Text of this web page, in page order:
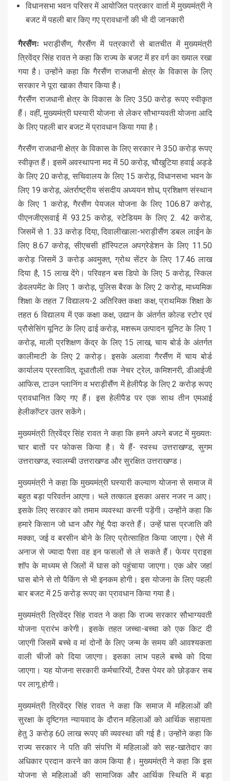
विधानसभा भवन परिसर में आयोजित पत्रकार वार्ता में मुख्यमंत्री ने
बजट में पहली बार किए गए प्रावधानों की भी दी जानकारी
गैरसैंणःभराड़ीसैंण, गैरसैंण में पत्रकारों से बातचीत में मुख्यमंत्री
त्रिवेंद्र सिंह रावत ने कहा कि राज्य के बजट में हर वर्ग का ख्याल रखा
गया है। उन्होंने कहा कि गैरसैंण राजधानी क्षेत्र के विकास के लिए
सरकार ने पूरा खाका तैयार किया है।
गैरसैंण राजधानी क्षेत्र के विकास के लिए 350 करोड़ रूपए स्वीकृत
हैं। वहीं, मुख्यमंत्री घस्यारी योजना से लेकर सौभाग्यवती योजना आदि
के लिए पहली बार बजट में प्रावधान किया गया है।
गैरसैंण राजधानी क्षेत्र के विकास के लिए सरकार ने 350 करोड़ रूपए
स्वीकृत हैं। इसमें अवस्थापना मद में 50 करोड़, चौखुटिया हवाई अड्डे
के लिए 20 करोड़, सचिवालय के लिए 15 करोड़, विधानसभा भवन के
लिए 19 करोड़, अंतर्राष्ट्रीय संसदीय अध्ययन शोध, प्रशिक्षण संस्थान
के लिए 1 करोड़, गैरसैंण पेयजल योजना के लिए 106.87 करोड़,
पीएनजीएसवाई में 93.25 करोड़, स्टेडियम के लिए 2. 42 करोड,
जिसमें से 1. 33 करोड़ दिया़, दिवालीखाला-भराड़ीसैंण डबल लाईन के
लिए 8.67 करोड़, सीएचसी हाॅस्पिटल अपग्रेडेशन के लिए 11.50
करोड़ जिसमें 3 करोड़ अवमुक्त, ग्रोथ सेंटर के लिए 17.46 लाख
दिया है, 15 लाख देंगे। परिवहन बस डिपो के लिए 5 करोड़, स्किल
डेवलपमेंट के लिए 1 करोड़, पुलिस बैरक के लिए 2 करोड़, माध्यमिक
शिक्षा के तहत 7 विद्यालय-2 अतिरिक्त कक्षा कक्ष, प्राथमिक शिक्षा के
तहत 6 विद्यालय में एक कक्षा कक्ष, उद्यान के अंतर्गत कोल्ड स्टोर एवं
प्रौसेसिंग यूनिट के लिए ढाई करोड़, मशरूम उत्पादन यूनिट के लिए 1
करोड़, माली प्रशिक्षण केंद्र के लिए 15 लाख, चाय बोर्ड के अंतर्गत
कालीमाटी के लिए 2 करोड़। इसके अलावा गैरसैंण में चाय बोर्ड
कार्यालय प्रस्तावित, दूधातौली तक नेचर ट्रेल, कमिशनरी, डीआईजी
आफिस, टाउन प्लानिंग व भराड़ीसैंण में हेलीपैड़ के लिए 2 करोड़ रूपए
प्रावधानित किए गए हैं। इस हेलीपैड पर एक साथ तीन एमआई
हेलीकाॅप्टर उतर सकेंगे।
मुख्यमंत्री त्रिवेंद्र सिंह रावत ने कहा कि हमने अपने बजट में मुख्यतः
चार बातों पर फोकस किया है। ये हैं- स्वस्थ उत्तराखण्ड, सुगम
उत्तराखण्ड, स्वालम्बी उत्तराखण्ड और सुरक्षित उत्तराखण्ड।
मुख्यमंत्री ने कहा कि मुख्यमंत्री घस्यारी कल्याण योजना से समाज में
बहुत बड़ा परिवर्तन आएगा। भले तत्काल इसका असर नजर न आए।
इसके लिए सरकार को तमाम व्यवस्था करनी पड़ेंगी। उन्होंने कहा कि
हमारे किसान जो धान और गेहूं पैदा करते हैं। उन्हें घास प्रजाति की
मक्का, जई व बरसीन बोने के लिए प्रोत्साहित किया जाएगा। ऐसे में
अनाज से ज्यादा पैसा वह इन फसलों से ले सकते हैं। फेयर प्राइस
शाॅप के माध्यम से जिलों में घास को पहुंचाया जाएगा। एक ओर जहां
घास बोने से तो पैकिंग से भी इनकम होगी। इस योजना के लिए पहली
बार बजट में 25 करोड़ रूपए का प्रावधान किया गया है।
मुख्यमंत्री त्रिवेंद्र सिंह रावत ने कहा कि राज्य सरकार सौभाग्यवती
योजना प्रारंभ करेगी। इसके तहत जच्चा-बच्चा को एक किट दी
जाएगी जिसमें बच्चे व मां दोनों के लिए जन्म के समय की आवश्यकता
वाली चीजों को दिया जाएगा। इसका लाभ पहले बच्चे को दिया
जाएगा। यह योजना सरकारी कर्मचारियों, टैक्स पेयर को छोड़कर सब
पर लागू होगी।
मुख्यमंत्री त्रिवेंद्र सिंह रावत ने कहा कि समाज में महिलाओं की
सुरक्षा के दृष्टिगत न्यायवाद के दौरान महिलाओं को आर्थिक सहायता
हेतु 3 करोड़ 60 लाख रूपए की व्यवस्था की गई है। उन्होंने कहा कि
राज्य सरकार ने पति की संपत्ति में महिलाओं को सह-खातेदार का
अधिकार प्रदान करने का काम किया है। मुख्यमंत्री ने कहा कि इस
योजना से महिलाओं की सामाजिक और आर्थिक स्थिति में बड़ा